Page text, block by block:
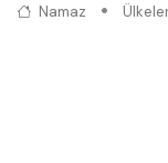
Namaz